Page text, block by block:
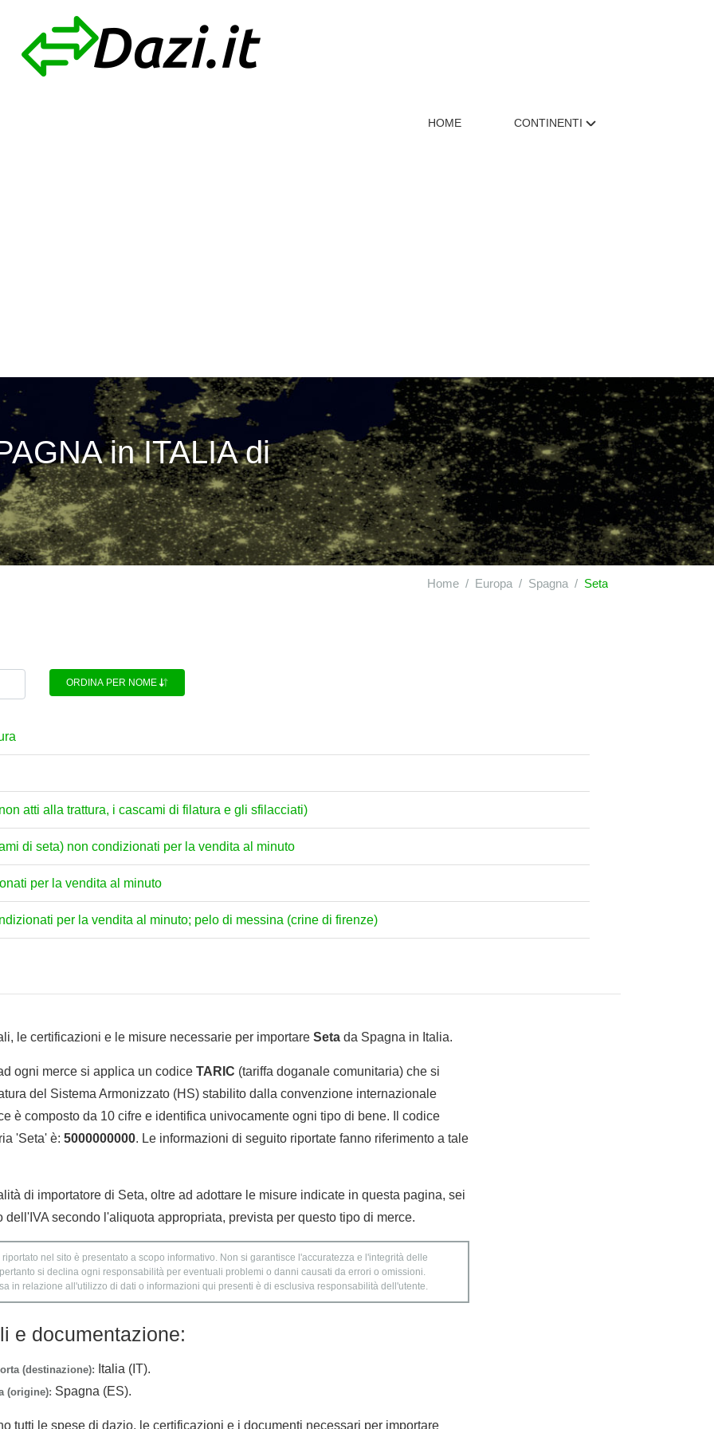
HOME CONTINENTI
in ITALIA di
Home Europa Spagna Seta
ORDINA PER NOME
atti alla trattura, i cascami di filatura e gli sfilacciati)
di seta) non condizionati per la vendita al minuto
per la vendita al minuto
per la vendita al minuto; pelo di messina (crine di firenze)
le certificazioni e le misure necessarie per importare Seta da Spagna in Italia.
ogni merce si applica un codice TARIC (tariffa doganale comunitaria) che si
del Sistema Armonizzato (HS) stabilito dalla convenzione internazionale
è composto da 10 cifre e identifica univocamente ogni tipo di bene. Il codice
'Seta' è: 5000000000. Le informazioni di seguito riportate fanno riferimento a tale
di importatore di Seta, oltre ad adottare le misure indicate in questa pagina, sei
dell'IVA secondo l'aliquota appropriata, prevista per questo tipo di merce.
nel sito è presentato a scopo informativo. Non si garantisce l'accuratezza e l'integrità delle
si declina ogni responsabilità per eventuali problemi o danni causati da errori o omissioni.
in relazione all'utilizzo di dati o informazioni qui presenti è di esclusiva responsabilità dell'utente.
e documentazione:
(destinazione): Italia (IT).
(origine): Spagna (ES).
tutti le spese di dazio, le certificazioni e i documenti necessari per importare